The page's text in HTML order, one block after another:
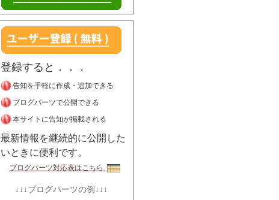
登録すると．．．
告知を手軽に作成・追加できる
ブログパーツで公開できる
本サイトに告知が掲載される
最新情報を継続的に公開した
いときに便利です。
ブログパーツ対応表はこちら
↓↓↓ブログパーツの例↓↓↓